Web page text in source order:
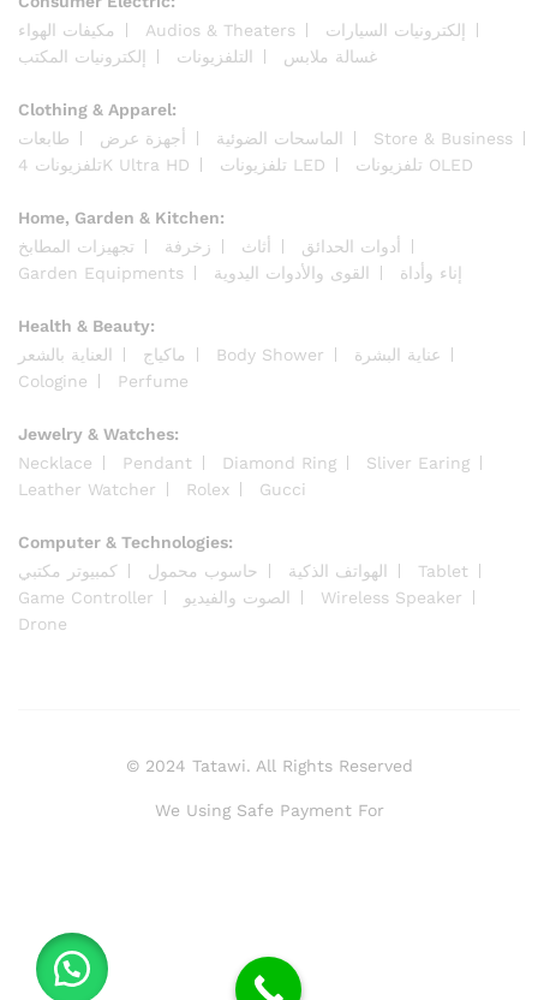
مكيفات الهواء
Audios & Theaters
إلكترونيات السيارات
إلكترونيات المكتب
التلفزيونات غسالة ملابس
Clothing & Apparel:
طابعات
أجهزة عرض الماسحات الضوئية
Store & Business
تلفزيونات 4K Ultra HD
تلفزيونات LED تلفزيونات OLED
Home, Garden & Kitchen:
تجهيزات المطابخ
زخرفة أثاث
أدوات الحدائق
Garden Equipments
القوى والأدوات اليدوية إناء وأداة
Health & Beauty:
العناية بالشعر
ماكياج Body Shower
عناية البشرة
Cologine
Perfume
Jewelry & Watches:
Necklace
Pendant Diamond Ring
Sliver Earing
Leather Watcher
Rolex Gucci
Computer & Technologies:
كمبيوتر مكتبي
حاسوب محمول الهواتف الذكية
Tablet
Game Controller
الصوت والفيديو
Wireless Speaker
Drone
© 2024 Tatawi. All Rights Reserved
We Using Safe Payment For